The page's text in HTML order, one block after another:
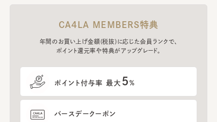
CA4LA MEMBERS特典
年間のお買い上げ金額(税抜)に応じた会員ランクで、
ポイント還元率や特典がアップグレード。
ポイント付与率 最大 5%
バースデークーポン